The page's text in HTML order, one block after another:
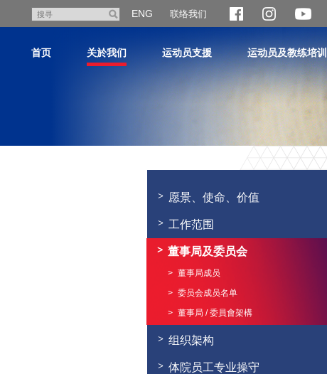
寻
ENG 联络我们
首页 关於我们 运动员支援 运动员及教练培训
愿景、使命、价值
工作范围
董事局及委员会
董事局成员
委员会成员名单
董事局 / 委員會架構
组织架构
体院员工专业操守